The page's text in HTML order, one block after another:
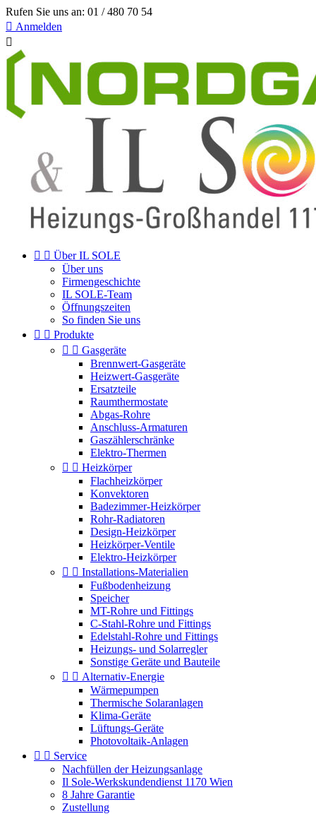
Rufen Sie uns an: 01 / 480 70 54
 Anmelden

  Über IL SOLE
Über uns
Firmengeschichte
IL SOLE-Team
Öffnungszeiten
So finden Sie uns
  Produkte
  Gasgeräte
Brennwert-Gasgeräte
Heizwert-Gasgeräte
Ersatzteile
Raumthermostate
Abgas-Rohre
Anschluss-Armaturen
Gaszählerschränke
Elektro-Thermen
  Heizkörper
Flachheizkörper
Konvektoren
Badezimmer-Heizkörper
Rohr-Radiatoren
Design-Heizkörper
Heizkörper-Ventile
Elektro-Heizkörper
  Installations-Materialien
Fußbodenheizung
Speicher
MT-Rohre und Fittings
C-Stahl-Rohre und Fittings
Edelstahl-Rohre und Fittings
Heizungs- und Solarregler
Sonstige Geräte und Bauteile
  Alternativ-Energie
Wärmepumpen
Thermische Solaranlagen
Klima-Geräte
Lüftungs-Geräte
Photovoltaik-Anlagen
  Service
Nachfüllen der Heizungsanlage
Il Sole-Werkskundendienst 1170 Wien
8 Jahre Garantie
Zustellung